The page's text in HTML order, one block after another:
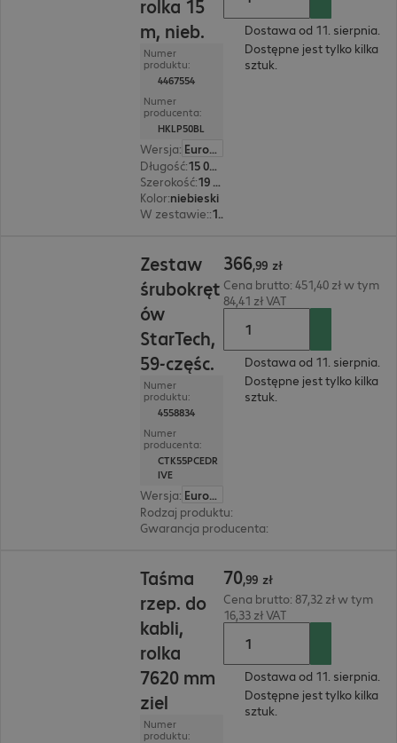
rolka 15
m, nieb.
Numer
produktu:
4467554
Numer
producenta:
HKLP50BL
Wersja:
Europa
Długość:
15 000 mm
Szerokość:
19 mm
Kolor:niebieski
W zestawie:: 1 szt.
Dostawa od 11. sierpnia.
Dostępne jest tylko kilka
sztuk.
Zestaw
śrubokręt
ów
StarTech,
59-częśc.
Numer
produktu:
4558834
Numer
producenta:
CTK55PCEDR
IVE
Wersja:
Europa
Rodzaj produktu:
Gwarancja producenta:
366,99 zł
Cena brutto: 451,40 zł w tym
84,41 zł VAT
Dostawa od 11. sierpnia.
Dostępne jest tylko kilka
sztuk.
Taśma
rzep. do
kabli,
rolka
7620 mm
ziel
Numer
produktu:
70,99 zł
Cena brutto: 87,32 zł w tym
16,33 zł VAT
Dostawa od 11. sierpnia.
Dostępne jest tylko kilka
sztuk.